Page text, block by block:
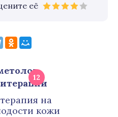
её
12
на
кожи